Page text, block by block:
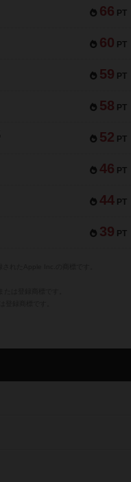
66 PT
60 PT
59 PT
58 PT
52 PT
46 PT
44 PT
39 PT